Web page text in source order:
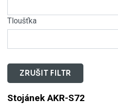
Tloušťka
ZRUŠIT FILTR
Stojánek AKR-S72